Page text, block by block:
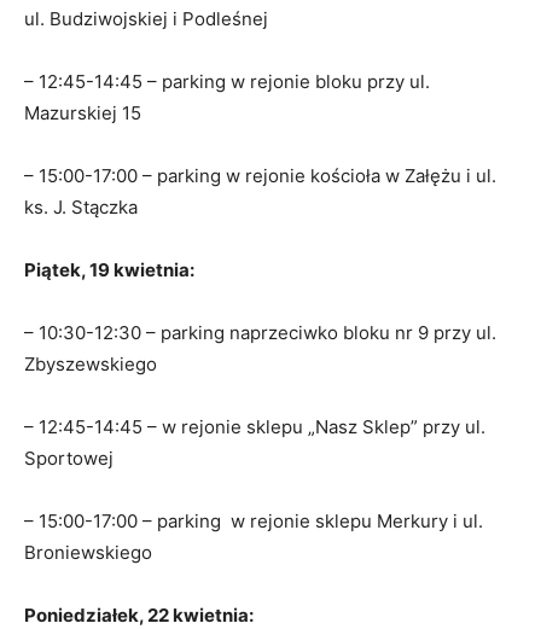
ul. Budziwojskiej i Podleśnej
– 12:45-14:45 – parking w rejonie bloku przy ul.
Mazurskiej 15
– 15:00-17:00 – parking w rejonie kościoła w Załężu i ul.
ks. J. Stączka
Piątek, 19 kwietnia:
– 10:30-12:30 – parking naprzeciwko bloku nr 9 przy ul.
Zbyszewskiego
– 12:45-14:45 – w rejonie sklepu „Nasz Sklep” przy ul.
Sportowej
– 15:00-17:00 – parking w rejonie sklepu Merkury i ul.
Broniewskiego
Poniedziałek, 22 kwietnia: